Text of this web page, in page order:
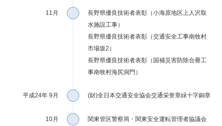
11月
長野県優良技術者表彰（小海原地区上人沢取
水施設工事）
長野県優良技術者表彰（交通安全工事南牧村
市場坂2）
長野県優良技術者表彰（国補災害防除合冊工
事南牧村海尻洞門）
平成24年 9月 (財)全日本交通安全協会交通栄誉章緑十字銅章
10月
関東管区警察局・関東安全運転管理者協議会